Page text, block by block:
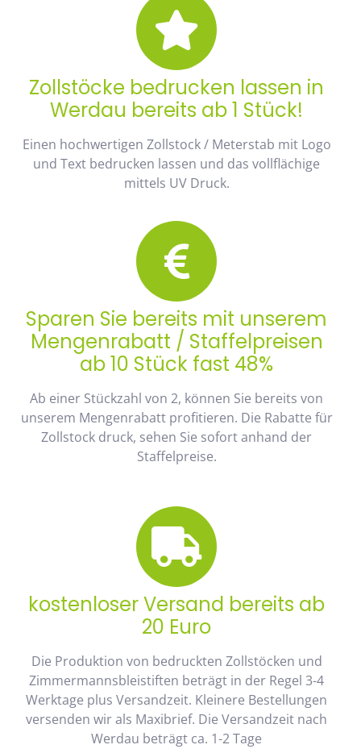
Zollstöcke bedrucken lassen in
Werdau bereits ab 1 Stück!
Einen hochwertigen Zollstock / Meterstab mit Logo
und Text bedrucken lassen und das vollflächige
mittels UV Druck.
Sparen Sie bereits mit unserem
Mengenrabatt / Staffelpreisen
ab 10 Stück fast 48%
Ab einer Stückzahl von 2, können Sie bereits von
unserem Mengenrabatt profitieren. Die Rabatte für
Zollstock druck, sehen Sie sofort anhand der
Staffelpreise.
kostenloser Versand bereits ab
20 Euro
Die Produktion von bedruckten Zollstöcken und
Zimmermannsbleistiften beträgt in der Regel 3-4
Werktage plus Versandzeit. Kleinere Bestellungen
versenden wir als Maxibrief. Die Versandzeit nach
Werdau beträgt ca. 1-2 Tage